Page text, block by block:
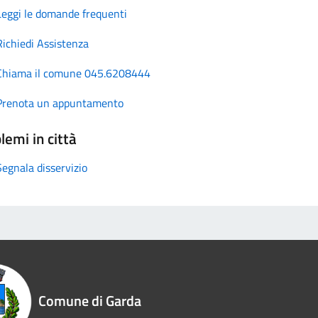
le domande frequenti
Assistenza
il comune 045.6208444
un appuntamento
in città
disservizio
Comune di Garda